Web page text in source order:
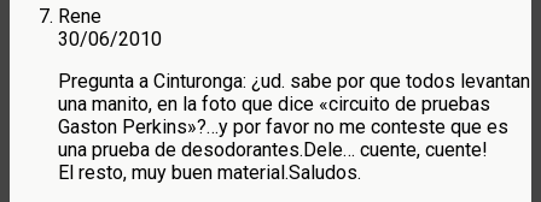
Rene
30/06/2010
Pregunta a Cinturonga: ¿ud. sabe por que todos levantan
una manito, en la foto que dice «circuito de pruebas
Gaston Perkins»?…y por favor no me conteste que es
una prueba de desodorantes.Dele… cuente, cuente!
El resto, muy buen material.Saludos.